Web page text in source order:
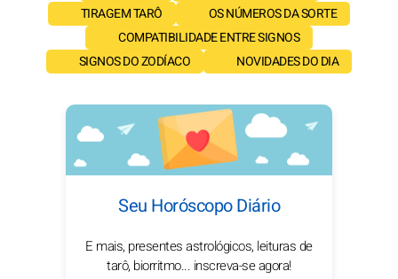
TIRAGEM TARÔ
OS NÚMEROS DA SORTE
COMPATIBILIDADE ENTRE SIGNOS
SIGNOS DO ZODÍACO
NOVIDADES DO DIA
Seu Horóscopo Diário
E mais, presentes astrológicos, leituras de
tarô, biorritmo... inscreva-se agora!